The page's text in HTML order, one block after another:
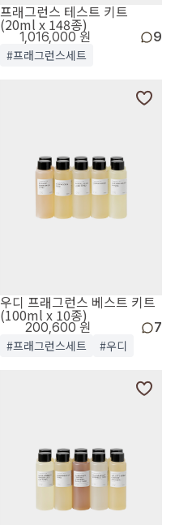
프래그런스 테스트 키트
(20ml x 148종)
1,016,000 원 9
#프래그런스세트
우디 프래그런스 베스트 키트
(100ml x 10종)
200,600 원 7
#프래그런스세트 #우디